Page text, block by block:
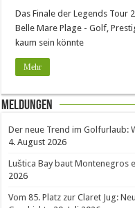
Das Finale der Legends Tour
Belle Mare Plage - Golf,
kaum sein könnte
Mehr
Meldungen
Der neue Trend im Golfurlaub:
4. August 2026
Luštica Bay baut Montenegros
2026
Vom 85. Platz zur Claret Jug: